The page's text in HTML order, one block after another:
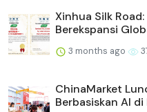
Xinhua Silk
Berekspansi
3 months ago
ChinaMarket
Berbasiskan AI di